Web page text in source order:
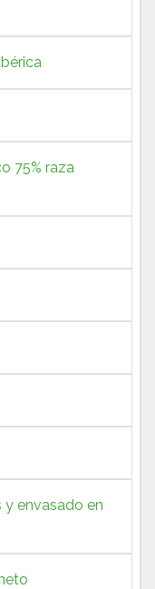
75% raza
envasado en